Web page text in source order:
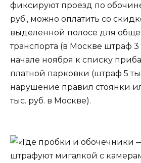
фиксируют проезд по
руб., можно оплатить со
выделенной полосе для
транспорта (в Москве штраф 3
начале ноября к списку
платной парковки (штраф 5
нарушение правил стоянки
тыс. руб. в Москве).